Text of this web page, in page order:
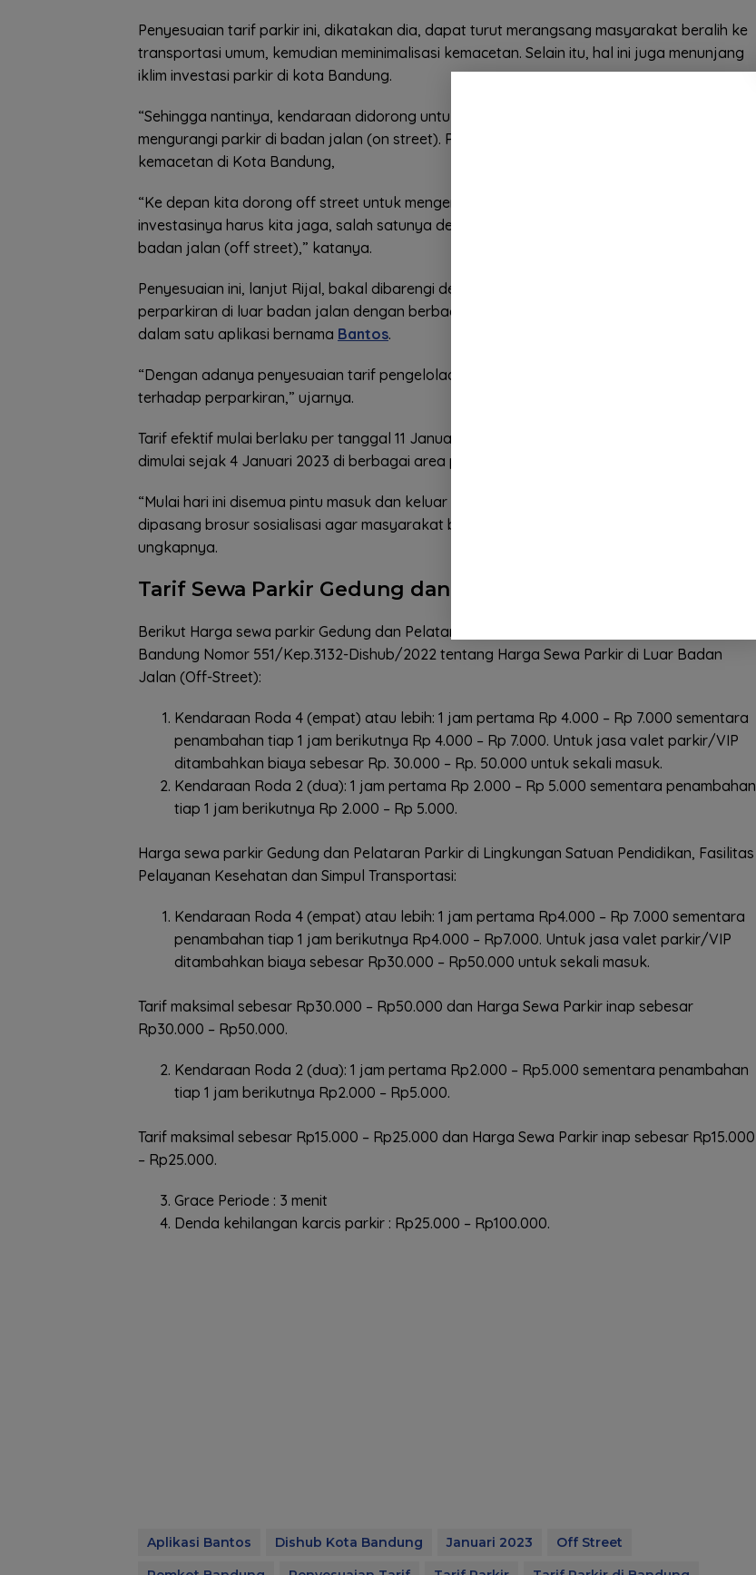
Penyesuaian tarif parkir ini, dikatakan dia, dapat turut merangsang masyarakat beralih ke
transportasi umum, kemudian meminimalisasi kemacetan. Selain itu, hal ini juga menunjang
iklim investasi parkir di kota Bandung.
“Sehingga nantinya, kendaraan didorong untuk parkir di luar badan jalan (
mengurangi parkir di badan jalan (on street). Parkir di badan jalan menyumbang masalah
kemacetan di Kota Bandung,
“Ke depan kita dorong off street untuk mengembalikan fungsi badan jalan. Maka iklim
investasinya harus kita jaga, salah satunya dengan penyesuaian tarif sewa parkir di luar
badan jalan (off street),” katanya.
Penyesuaian ini, lanjut Rijal, bakal dibarengi dengan peningkatan layanan terhadap
perparkiran di luar badan jalan dengan berbagai terobosan. Kedepan, akan diintegrasikan
dalam satu aplikasi bernama Bantos.
“Dengan adanya penyesuaian tarif pengelolaan parkir dapat meningkatkan pelayanan
terhadap perparkiran,” ujarnya.
Tarif efektif mulai berlaku per tanggal 11 Januari 2023. Sementara untuk sosialisasi sudah
dimulai sejak 4 Januari 2023 di berbagai area parkir off street.
“Mulai hari ini disemua pintu masuk dan keluar tempat parkir di luar badan jalan akan
dipasang brosur sosialisasi agar masyarakat bisa memahami penyesuaian tarif parkir,”
ungkapnya.
Tarif Sewa Parkir Gedung dan Peralatan Di Bandung
Berikut Harga sewa parkir Gedung dan Pelataran Parkir berdasarkan Keputusan Walikota
Bandung Nomor 551/Kep.3132-Dishub/2022 tentang Harga Sewa Parkir di Luar Badan
Jalan (Off-Street):
Kendaraan Roda 4 (empat) atau lebih: 1 jam pertama Rp 4.000 – Rp 7.000 sementara
penambahan tiap 1 jam berikutnya Rp 4.000 – Rp 7.000. Untuk jasa valet parkir/VIP
ditambahkan biaya sebesar Rp. 30.000 – Rp. 50.000 untuk sekali masuk.
Kendaraan Roda 2 (dua): 1 jam pertama Rp 2.000 – Rp 5.000 sementara penambahan
tiap 1 jam berikutnya Rp 2.000 – Rp 5.000.
Harga sewa parkir Gedung dan Pelataran Parkir di Lingkungan Satuan Pendidikan, Fasilitas
Pelayanan Kesehatan dan Simpul Transportasi:
Kendaraan Roda 4 (empat) atau lebih: 1 jam pertama Rp4.000 – Rp 7.000 sementara
penambahan tiap 1 jam berikutnya Rp4.000 – Rp7.000. Untuk jasa valet parkir/VIP
ditambahkan biaya sebesar Rp30.000 – Rp50.000 untuk sekali masuk.
Tarif maksimal sebesar Rp30.000 – Rp50.000 dan Harga Sewa Parkir inap sebesar
Rp30.000 – Rp50.000.
Kendaraan Roda 2 (dua): 1 jam pertama Rp2.000 – Rp5.000 sementara penambahan
tiap 1 jam berikutnya Rp2.000 – Rp5.000.
Tarif maksimal sebesar Rp15.000 – Rp25.000 dan Harga Sewa Parkir inap sebesar Rp15.000
– Rp25.000.
Grace Periode : 3 menit
Denda kehilangan karcis parkir : Rp25.000 – Rp100.000.
Aplikasi Bantos Dishub Kota Bandung Januari 2023
Off Street